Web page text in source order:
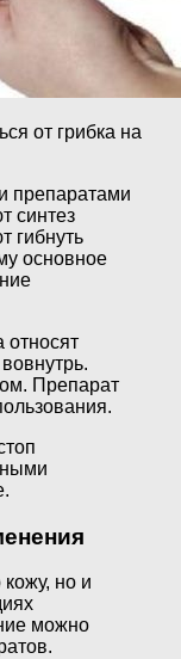
от грибка на
препаратами
синтез
гибнуть
основное
относят
Препарат
но и
можно